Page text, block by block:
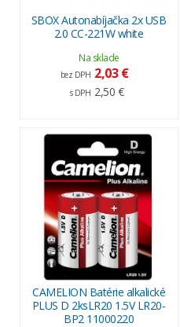
SBOX Autonabíjačka 2x USB
2.0 CC-221W white
Na sklade
bez DPH 2,03 €
s DPH 2,50 €
CAMELION Batérie alkalické
PLUS D 2ksLR20 1.5V LR20-
BP2 11000220